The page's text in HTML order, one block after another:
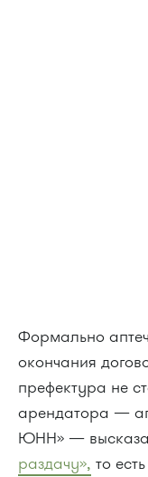
Формально
окончания
префектура не
арендатора —
ЮНН» —
раздачу», то